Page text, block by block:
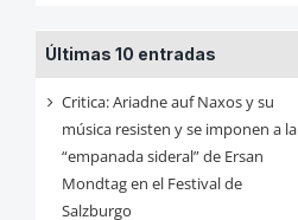
Últimas 10 entradas
Critica: Ariadne auf Naxos y su
música resisten y se imponen a la
“empanada sideral” de Ersan
Mondtag en el Festival de
Salzburgo